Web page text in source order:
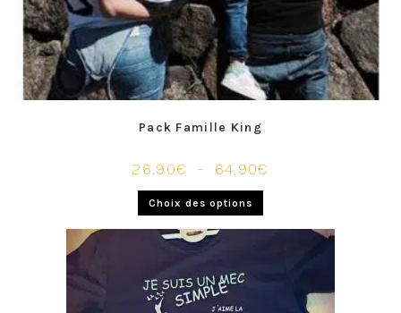
Pack Famille King
26,90€ – 64,90€
Choix des options